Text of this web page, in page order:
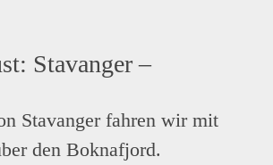
Stavanger –
Stavanger fahren wir mit
den Boknafjord.